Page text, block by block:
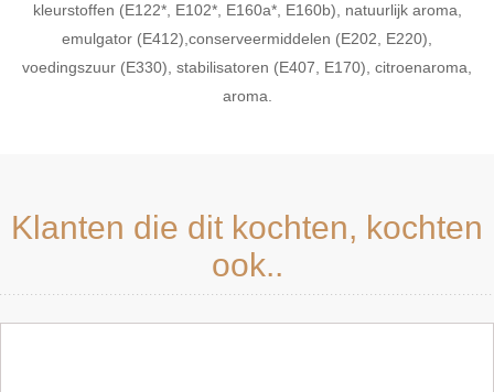
kleurstoffen (E122*, E102*, E160a*, E160b), natuurlijk aroma,
emulgator (E412),conserveermiddelen (E202, E220),
voedingszuur (E330), stabilisatoren (E407, E170), citroenaroma,
aroma.
Klanten die dit kochten, kochten
ook..